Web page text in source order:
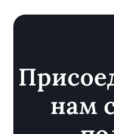
нам